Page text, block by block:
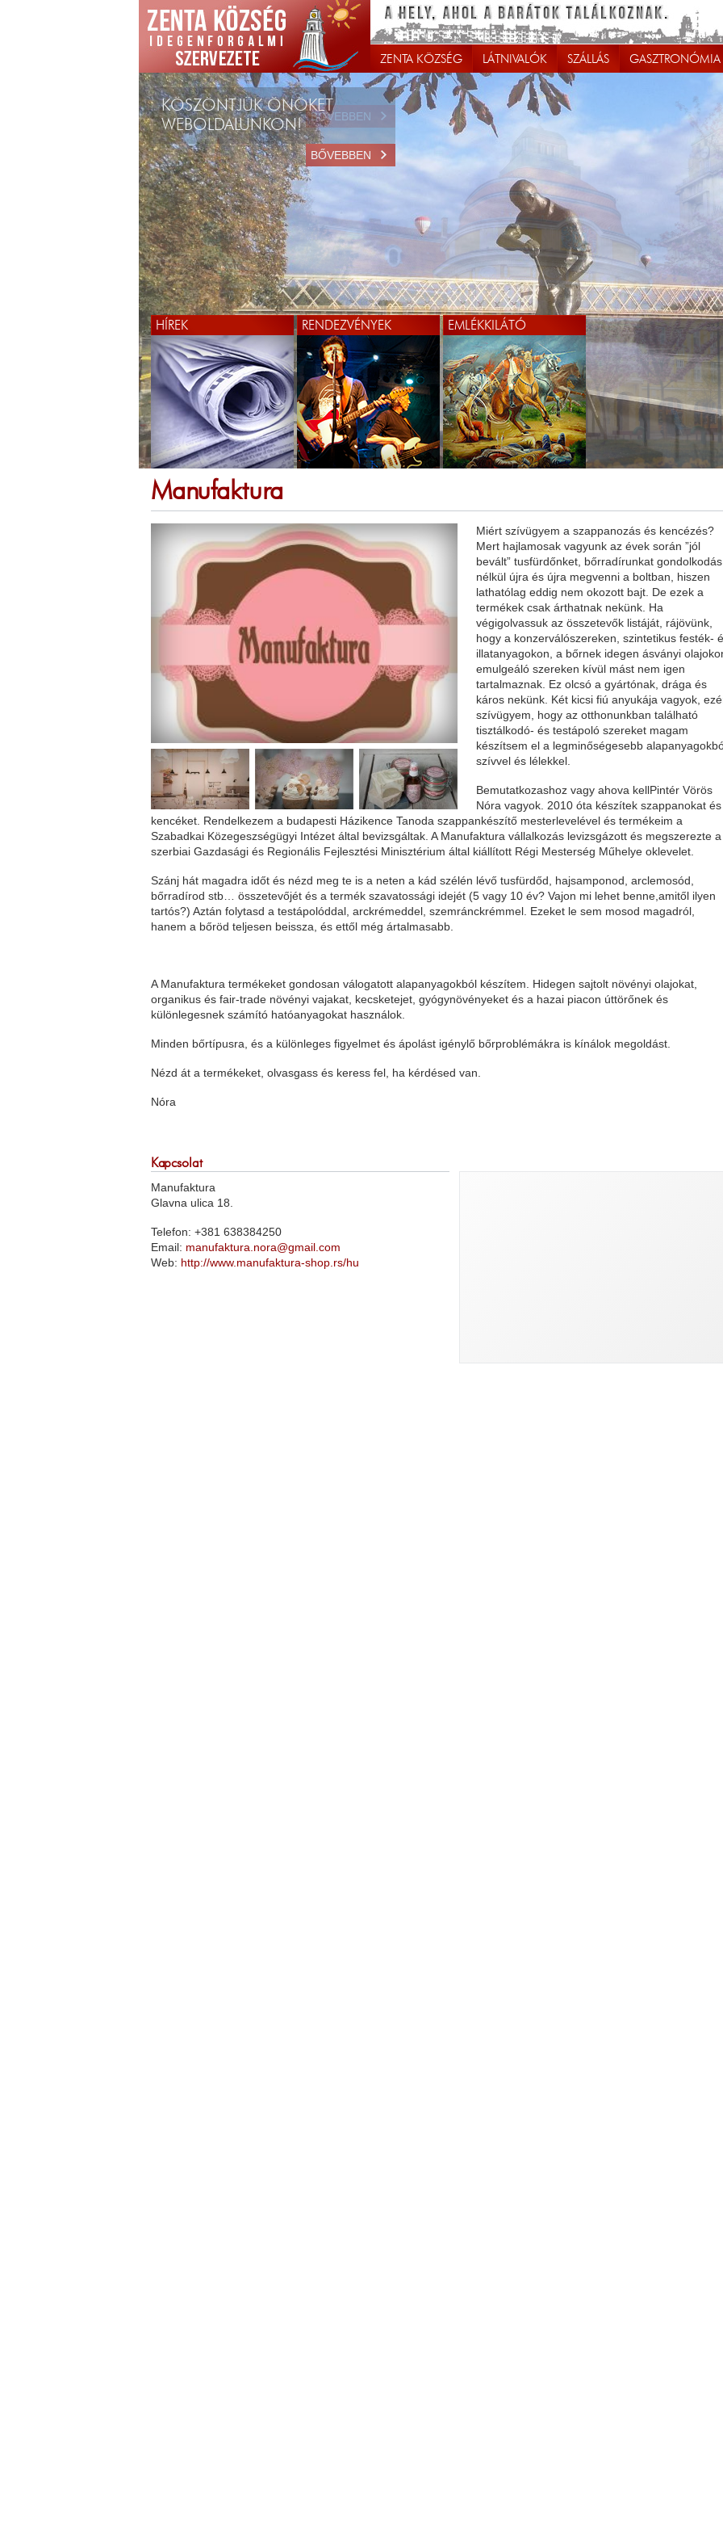
ZENTA KÖZSÉG LÁTNIVALÓK SZÁLLÁS GASZTRONÓMIA
KÖSZÖNTJÜK ÖNÖKET
WEBOLDALUNKON!
BŐVEBBEN
HÍREK RENDEZVÉNYEK EMLÉKKILÁTÓ
Manufaktura
Miért szívügyem a szappanozás és kencézés?
Mert hajlamosak vagyunk az évek során ”jól
bevált” tusfürdőnket, bőrradírunkat gondolkodás
nélkül újra és újra megvenni a boltban, hiszen
lathatólag eddig nem okozott bajt. De ezek a
termékek csak árthatnak nekünk. Ha
végigolvassuk az összetevők listáját, rájövünk,
hogy a konzerválószereken, szintetikus festék-
illatanyagokon, a bőrnek idegen ásványi
emulgeáló szereken kívül mást nem igen
tartalmaznak. Ez olcsó a gyártónak, drága és
káros nekünk. Két kicsi fiú anyukája vagyok,
szívügyem, hogy az otthonunkban található
tisztálkodó- és testápoló szereket magam
készítsem el a legminőségesebb
szívvel és lélekkel.
Bemutatkozashoz vagy ahova kellPintér Vörös
Nóra vagyok. 2010 óta készítek szappanokat és
kencéket. Rendelkezem a budapesti Házikence Tanoda szappankészítő mesterlevelével és termékeim a
Szabadkai Közegeszségügyi Intézet által bevizsgáltak. A Manufaktura vállalkozás levizsgázott és megszerezte a
szerbiai Gazdasági és Regionális Fejlesztési Minisztérium által kiállított Régi Mesterség Műhelye oklevelet.
Szánj hát magadra időt és nézd meg te is a neten a kád szélén lévő tusfürdőd, hajsamponod, arclemosód,
bőrradírod stb… összetevőjét és a termék szavatossági idejét (5 vagy 10 év? Vajon mi lehet benne,amitől ilyen
tartós?) Aztán folytasd a testápolóddal, arckrémeddel, szemránckrémmel. Ezeket le sem mosod magadról,
hanem a bőröd teljesen beissza, és ettől még ártalmasabb.
A Manufaktura termékeket gondosan válogatott alapanyagokból készítem. Hidegen sajtolt növényi olajokat,
organikus és fair-trade növényi vajakat, kecsketejet, gyógynövényeket és a hazai piacon úttörőnek és
különlegesnek számító hatóanyagokat használok.
Minden bőrtípusra, és a különleges figyelmet és ápolást igénylő bőrproblémákra is kínálok megoldást.
Nézd át a termékeket, olvasgass és keress fel, ha kérdésed van.
Nóra
Kapcsolat
Manufaktura
Glavna ulica 18.
Telefon: +381 638384250
Email: manufaktura.nora@gmail.com
Web: http://www.manufaktura-shop.rs/hu